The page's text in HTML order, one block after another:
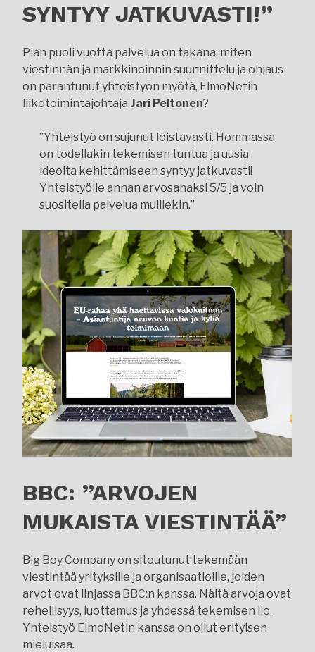
SYNTYY JATKUVASTI!”
Pian puoli vuotta palvelua on takana: miten
viestinnän ja markkinoinnin suunnittelu ja ohjaus
on parantunut yhteistyön myötä, ElmoNetin
liiketoimintajohtaja Jari Peltonen?
”Yhteistyö on sujunut loistavasti. Hommassa
on todellakin tekemisen tuntua ja uusia
ideoita kehittämiseen syntyy jatkuvasti!
Yhteistyölle annan arvosanaksi 5/5 ja voin
suositella palvelua muillekin.”
BBC: ”ARVOJEN
MUKAISTA VIESTINTÄÄ”
Big Boy Company on sitoutunut tekemään
viestintää yrityksille ja organisaatioille, joiden
arvot ovat linjassa BBC:n kanssa. Näitä arvoja ovat
rehellisyys, luottamus ja yhdessä tekemisen ilo.
Yhteistyö ElmoNetin kanssa on ollut erityisen
mieluisaa.